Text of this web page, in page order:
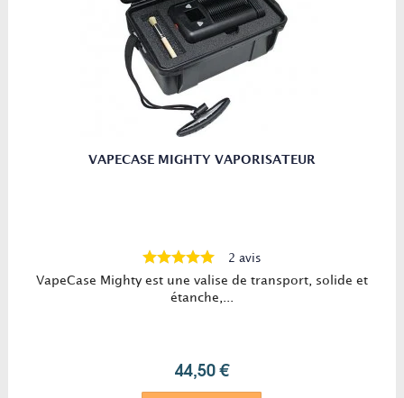
VAPECASE MIGHTY VAPORISATEUR
2 avis
VapeCase Mighty est une valise de transport, solide et
étanche,...
44,50 €